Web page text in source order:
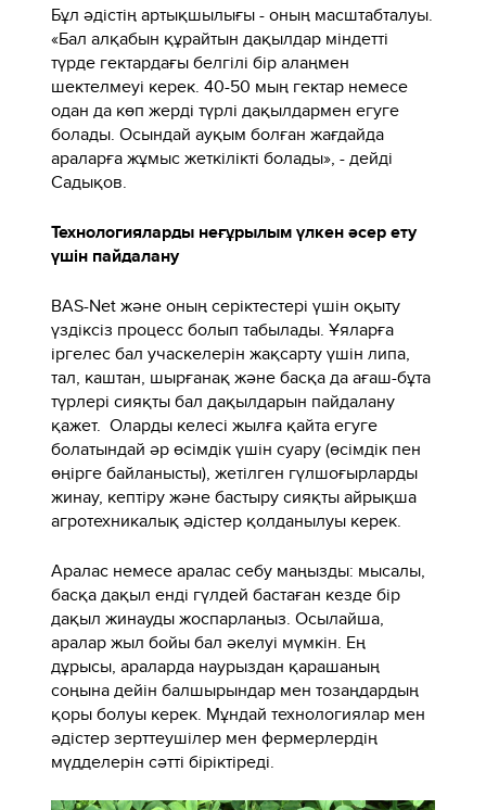
Бұл әдістің артықшылығы - оның масштабталуы.
«Бал алқабын құрайтын дақылдар міндетті
түрде гектардағы белгілі бір алаңмен
шектелмеуі керек. 40-50 мың гектар немесе
одан да көп жерді түрлі дақылдармен егуге
болады. Осындай ауқым болған жағдайда
араларға жұмыс жеткілікті болады», - дейді
Садықов.
Технологияларды неғұрылым үлкен әсер ету
үшін пайдалану
BAS-Net және оның серіктестері үшін оқыту
үздіксіз процесс болып табылады. Ұяларға
іргелес бал учаскелерін жақсарту үшін липа,
тал, каштан, шырғанақ және басқа да ағаш-бұта
түрлері сияқты бал дақылдарын пайдалану
қажет. Оларды келесі жылға қайта егуге
болатындай әр өсімдік үшін суару (өсімдік пен
өңірге байланысты), жетілген гүлшоғырларды
жинау, кептіру және бастыру сияқты айрықша
агротехникалық әдістер қолданылуы керек.
Аралас немесе аралас себу маңызды: мысалы,
басқа дақыл енді гүлдей бастаған кезде бір
дақыл жинауды жоспарлаңыз. Осылайша,
аралар жыл бойы бал әкелуі мүмкін. Ең
дұрысы, араларда наурыздан қарашаның
соңына дейін балшырындар мен тозаңдардың
қоры болуы керек. Мұндай технологиялар мен
әдістер зерттеушілер мен фермерлердің
мүдделерін сәтті біріктіреді.